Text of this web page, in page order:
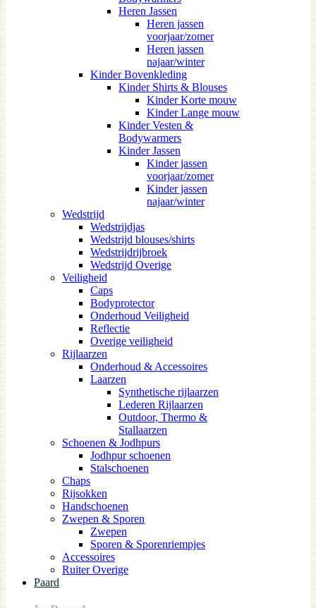
Heren Jassen
Heren jassen
voorjaar/zomer
Heren jassen
najaar/winter
Kinder Bovenkleding
Kinder Shirts & Blouses
Kinder Korte mouw
Kinder Lange mouw
Kinder Vesten &
Bodywarmers
Kinder Jassen
Kinder jassen
voorjaar/zomer
Kinder jassen
najaar/winter
Wedstrijd
Wedstrijdjas
Wedstrijd blouses/shirts
Wedstrijdrijbroek
Wedstrijd Overige
Veiligheid
Caps
Bodyprotector
Onderhoud Veiligheid
Reflectie
Overige veiligheid
Rijlaarzen
Onderhoud & Accessoires
Laarzen
Synthetische rijlaarzen
Lederen Rijlaarzen
Outdoor, Thermo &
Stallaarzen
Schoenen & Jodhpurs
Jodhpur schoenen
Stalschoenen
Chaps
Rijsokken
Handschoenen
Zwepen & Sporen
Zwepen
Sporen & Sporenriempjes
Accessoires
Ruiter Overige
Paard